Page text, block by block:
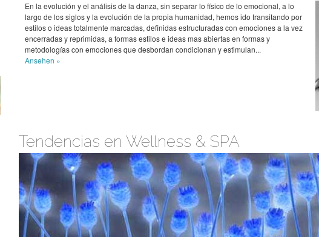
En la evolución y el análisis de la danza, sin separar lo físico de lo emocional, a lo
largo de los siglos y la evolución de la propia humanidad, hemos ido transitando por
estilos o ideas totalmente marcadas, definidas estructuradas con emociones a la vez
encerradas y reprimidas, a formas estilos e ideas mas abiertas en formas y
metodologías con emociones que desbordan condicionan y estimulan...
Ansehen »
Tendencias en Wellness & SPA